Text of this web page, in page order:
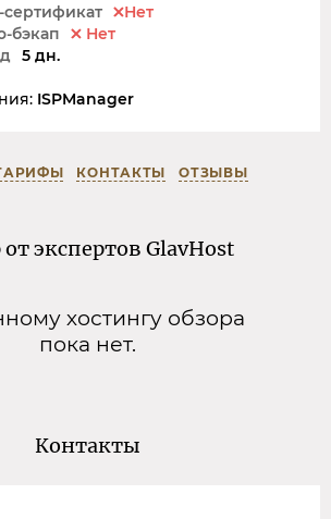
сертификат
Нет
бэкап
Нет
5 дн.
ISPManager
КОНТАКТЫ ОТЗЫВЫ
от экспертов GlavHost
хостингу обзора
пока нет.
Контакты